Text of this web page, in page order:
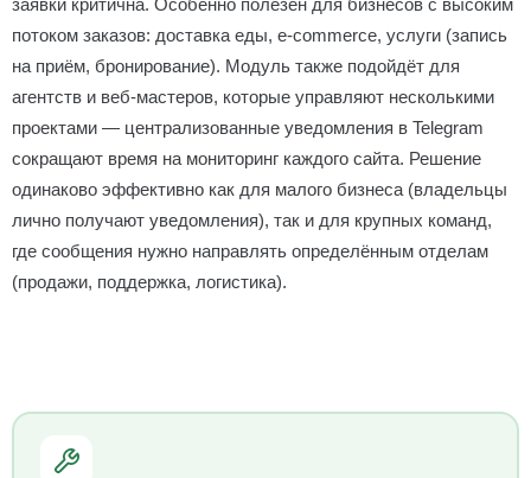
заявки критична. Особенно полезен для бизнесов с высоким
потоком заказов: доставка еды, e-commerce, услуги (запись
на приём, бронирование). Модуль также подойдёт для
агентств и веб-мастеров, которые управляют несколькими
проектами — централизованные уведомления в Telegram
сокращают время на мониторинг каждого сайта. Решение
одинаково эффективно как для малого бизнеса (владельцы
лично получают уведомления), так и для крупных команд,
где сообщения нужно направлять определённым отделам
(продажи, поддержка, логистика).